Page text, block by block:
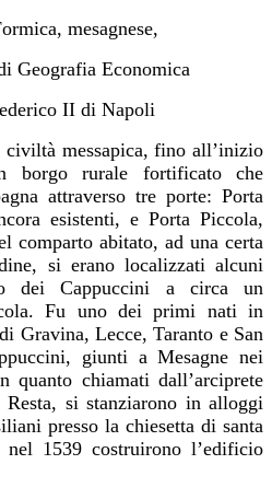
mesagnese,
Geografia Economica
II di Napoli
civiltà messapica, fino all’inizio
borgo rurale fortificato che
attraverso tre porte: Porta
esistenti, e Porta Piccola,
comparto abitato, ad una certa
si erano localizzati alcuni
dei Cappuccini a circa un
Fu uno dei primi nati in
Gravina, Lecce, Taranto e San
giunti a Mesagne nei
quanto chiamati dall’arciprete
si stanziarono in alloggi
presso la chiesetta di santa
1539 costruirono l’edificio